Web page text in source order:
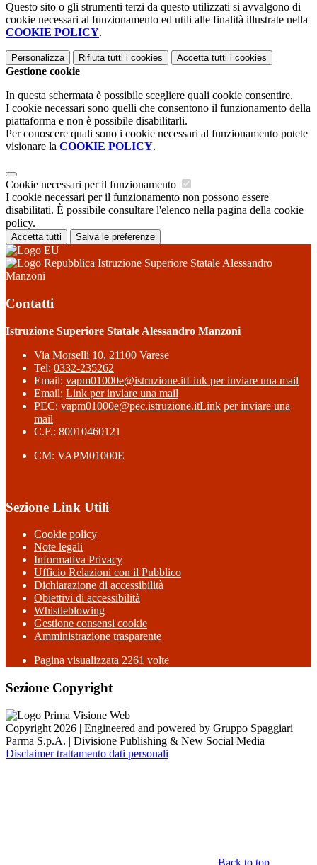
Questo sito o gli strumenti terzi da questo utilizzati si avvalgono di
cookie necessari al funzionamento ed utili alle finalità illustrate nella
COOKIE POLICY.
Personalizza Rifiuta tutti i cookies Accetta tutti i cookies
Gestione cookie
In questa schermata è possibile scegliere quali cookie consentire.
I cookie necessari sono quelli che consentono il funzionamento della
piattaforma e non è possibile disabilitarli.
Per conoscere quali sono i cookie necessari al funzionamento potete
visionare la COOKIE POLICY.
Cookie necessari per il funzionamento
I cookie necessari per il funzionamento non possono essere
disabilitati. È possibile consultare l'elenco nella pagina della cookie
policy.
Accetta tutti Salva le preferenze
Istruzione Superiore Statale Alessandro
Manzoni
Contatti
Istruzione Superiore Statale Alessandro Manzoni
Via Morselli 10, 21100 Varese
Tel: 0332-235262
Email: vapm01000e@istruzione.itLink per inviare una mail
Email: Link per inviare una mail
PEC: vapm01000e@pec.istruzione.itLink per inviare una
mail
C.F.: 80010460121
CM: VAPM01000E
Sezione Link Utili
Cookie policy
Note legali
Informativa Privacy
Ufficio Relazioni con il Pubblico
Dichiarazione di accessibilità
Obiettivi di accessibilità
Whistleblowing
Gestione consensi cookie
Amministrazione trasparente
Pagina visualizzata 2261 volte
Sezione Copyright
Copyright 2026 | Engineered and powered by Gruppo Spaggiari
Parma S.p.A. | Divisione Publishing & New Social Media
Disclaimer trattamento dati personali
Back to top